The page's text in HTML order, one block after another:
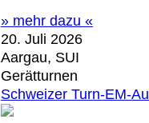
» mehr dazu «
20. Juli 2026
Aargau, SUI
Gerätturnen
Schweizer Turn-EM-